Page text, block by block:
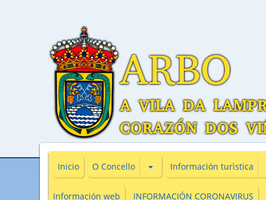
Inicio O Concello Subsecciones de O Concello
Información turìstica
Información web INFORMACIÓN CORONAVIRUS